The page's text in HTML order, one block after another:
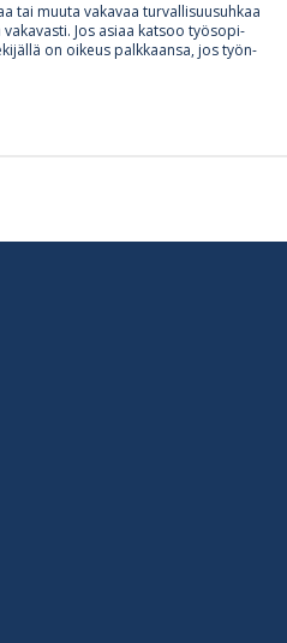
tai muuta va­ka­vaa tur­val­li­suusuh­kaa
Jos asiaa kat­soo työ­so­pi­
on oi­keus palk­kaansa, jos työn­